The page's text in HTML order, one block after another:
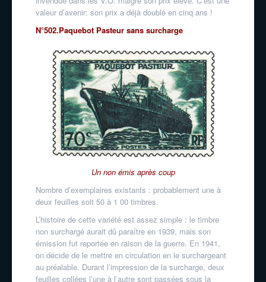
valeur d’avenir: son prix a déjà doublé en cinq ans !
N°502.Paquebot Pasteur sans surcharge
Un non émis après coup
Nombre d’exemplaires existants : probablement une à
deux feuilles soit 50 à 1 00 timbres.
L’histoire de cette variété est assez simple : le timbre
non surchargé aurait dû paraître en 1939, mais son
émission fut reportée en raison de la guerre. En 1941,
on décide de le mettre en circulation en le surchargeant
au préalable. Durant l’impression de la surcharge, deux
feuilles collées l’une à l’autre sont passées sous la